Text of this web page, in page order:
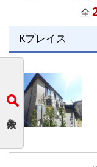
全
Kプレイス